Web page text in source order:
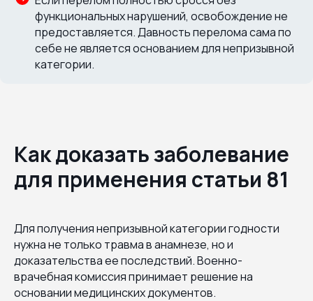
функциональных нарушений, освобождение не
предоставляется. Давность перелома сама по
себе не является основанием для непризывной
категории.
Как доказать заболевание
для применения статьи 81
Для получения непризывной категории годности
нужна не только травма в анамнезе, но и
доказательства ее последствий. Военно-
врачебная комиссия принимает решение на
основании медицинских документов.